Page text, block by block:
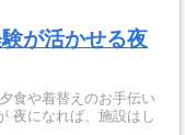
が活かせる夜
夜になれば、施設はし